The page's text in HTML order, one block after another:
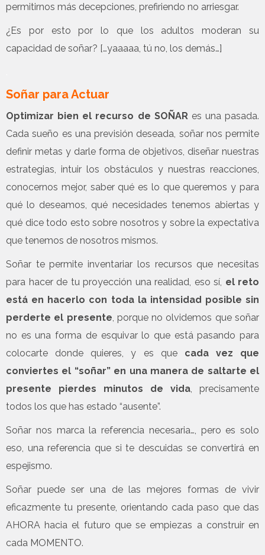
permitirnos más decepciones, prefiriendo no arriesgar.
¿Es por esto por lo que los adultos moderan su
capacidad de soñar? […yaaaaa, tú no, los demás…]
Soñar para Actuar
Optimizar bien el recurso de SOÑAR es una pasada.
Cada sueño es una previsión deseada, soñar nos permite
definir metas y darle forma de objetivos, diseñar nuestras
estrategias, intuir los obstáculos y nuestras reacciones,
conocernos mejor, saber qué es lo que queremos y para
qué lo deseamos, qué necesidades tenemos abiertas y
qué dice todo esto sobre nosotros y sobre la expectativa
que tenemos de nosotros mismos.
Soñar te permite inventariar los recursos que necesitas
para hacer de tu proyección una realidad, eso sí, el reto
está en hacerlo con toda la intensidad posible sin
perderte el presente , porque no olvidemos que soñar
no es una forma de esquivar lo que está pasando para
colocarte donde quieres, y es que cada vez que
conviertes el “soñar” en una manera de saltarte el
presente pierdes minutos de vida , precisamente
todos los que has estado “ausente”.
Soñar nos marca la referencia necesaria…, pero es solo
eso, una referencia que si te descuidas se convertirá en
espejismo.
Soñar puede ser una de las mejores formas de vivir
eficazmente tu presente, orientando cada paso que das
AHORA hacia el futuro que se empiezas a construir en
cada MOMENTO.